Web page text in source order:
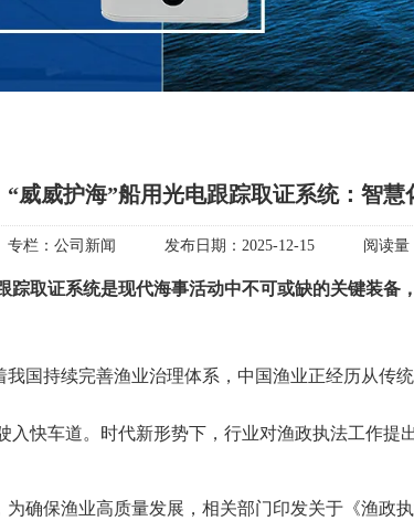
“威威护海”船用光电跟踪取证系统：智
专栏： 公司新闻 发布日期： 2025-12-15 阅读量
踪取证系统是现代海事活动中不可或缺的关键装备 ，
我国持续完善渔业治理体系，中国渔业正经历从传
入快车道。 时代新形势下，行业对渔政执法工作提
为确保渔业高质量发展， 相关部门印发关于 《渔政